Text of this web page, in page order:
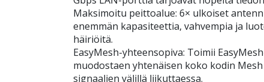
Maksimoitu peittoalue: 6× ulkoiset
enemmän kapasiteettia, vahvempia ja
häiriöitä.
EasyMesh-yhteensopiva: Toimii
muodostaen yhtenäisen koko kodin
signaalien välillä liikuttaessa.